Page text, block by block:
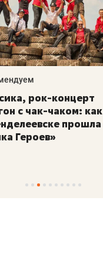
рок-концерт
с чак-чаком: как
прошла
Героев»